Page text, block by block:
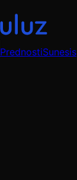
PrednostiSunesis